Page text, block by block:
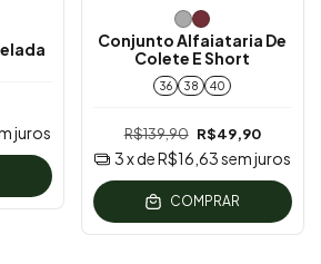
juros
Conjunto Alfaiataria De
Colete E Short
36 38 40
R$139,90 R$49,90
3x deR$16,63sem juros
COMPRAR